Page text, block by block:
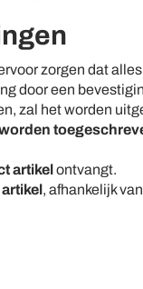
zorgen dat
door een
zal het worden
artikel ontvangt.
, afhankelijk